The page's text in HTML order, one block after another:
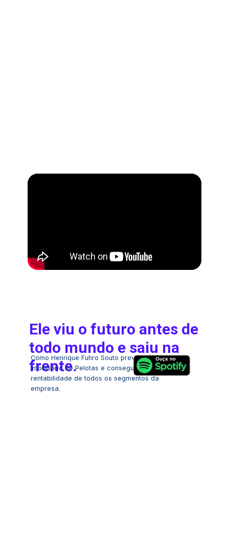
Ele viu o futuro antes de
todo mundo e saiu na
frente.
Como Henrique Fuhro Souto previu o mercado
imobiliário de Pelotas e conseguiu aumentar a
rentabilidade de todos os segmentos da
empresa.